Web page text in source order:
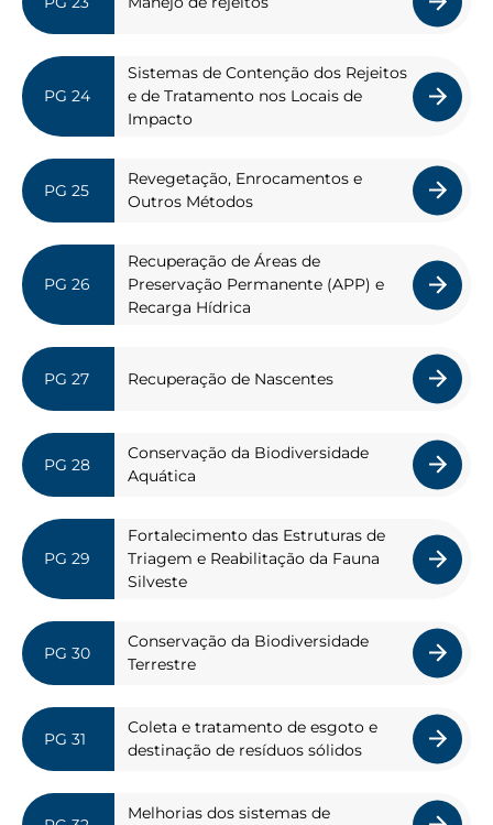
Sistemas de Contenção dos Rejeitos
e de Tratamento nos Locais de
Impacto
Revegetação, Enrocamentos e
Outros Métodos
Recuperação de Áreas de
Preservação Permanente (APP) e
Recarga Hídrica
Recuperação de Nascentes
Conservação da Biodiversidade
Aquática
Fortalecimento das Estruturas de
Triagem e Reabilitação da Fauna
Silveste
Conservação da Biodiversidade
Terrestre
Coleta e tratamento de esgoto e
destinação de resíduos sólidos
Melhorias dos sistemas de